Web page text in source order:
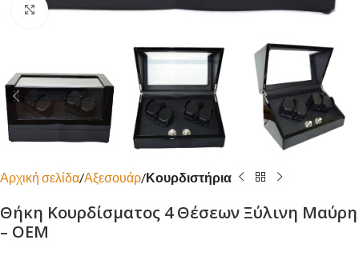
Click to enlarge
Αρχική σελίδα Αξεσουάρ Κουρδιστήρια
Θήκη Κουρδίσματος 4 Θέσεων Ξύλινη Μαύρη
– OEM